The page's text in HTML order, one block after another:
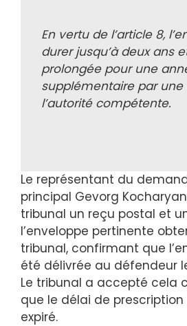
En vertu de l’article 8,
durer jusqu’à deux ans
prolongée pour une
supplémentaire par une
l’autorité compétente.
Le représentant du
principal Gevorg
tribunal un reçu postal et
l’enveloppe pertinente
tribunal, confirmant que
été délivrée au défendeur
Le tribunal a accepté cela
que le délai de prescription
expiré.